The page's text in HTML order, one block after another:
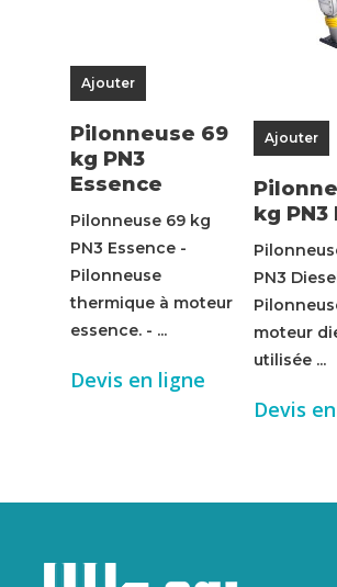
Ajouter
Pilonneuse 69
kg PN3
Essence
Pilonneuse 69 kg
PN3 Essence -
Pilonneuse
thermique à moteur
essence. - ...
Devis en ligne
Ajouter
kg PN3
PN3
moteur
utilisée ...
Devis